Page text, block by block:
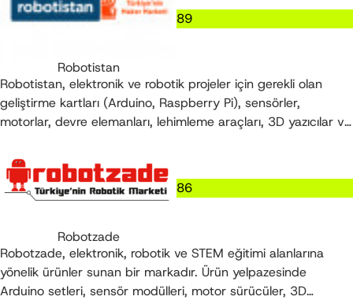
LED aydınlatma ürünleri ve çeşitli kablo çeşitleri
Robotistan
89
Robotistan, elektronik ve robotik projeler için gerekli olan
geliştirme kartları (Arduino, Raspberry Pi), sensörler,
motorlar, devre elemanları, lehimleme araçları, 3D yazıcılar ve
mağazasıdır. Hobi amaçlı kullanıcılar, öğrenciler, öğretmenler
ve mühendisler için geniş bir ürün yelpazesi sunar ve
uygulamalı projeler geliştirmek isteyenlere yönelik donanım
Robotzade
86
Robotzade, elektronik, robotik ve STEM eğitimi alanlarına
yönelik ürünler sunan bir markadır. Ürün yelpazesinde
Arduino setleri, sensör modülleri, motor sürücüler, 3D